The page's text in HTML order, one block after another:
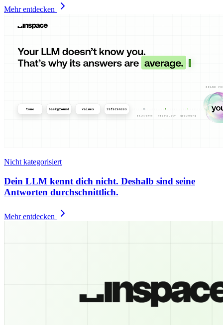
Mehr entdecken
Nicht kategorisiert
Dein LLM kennt dich nicht. Deshalb sind seine
Antworten durchschnittlich.
Mehr entdecken